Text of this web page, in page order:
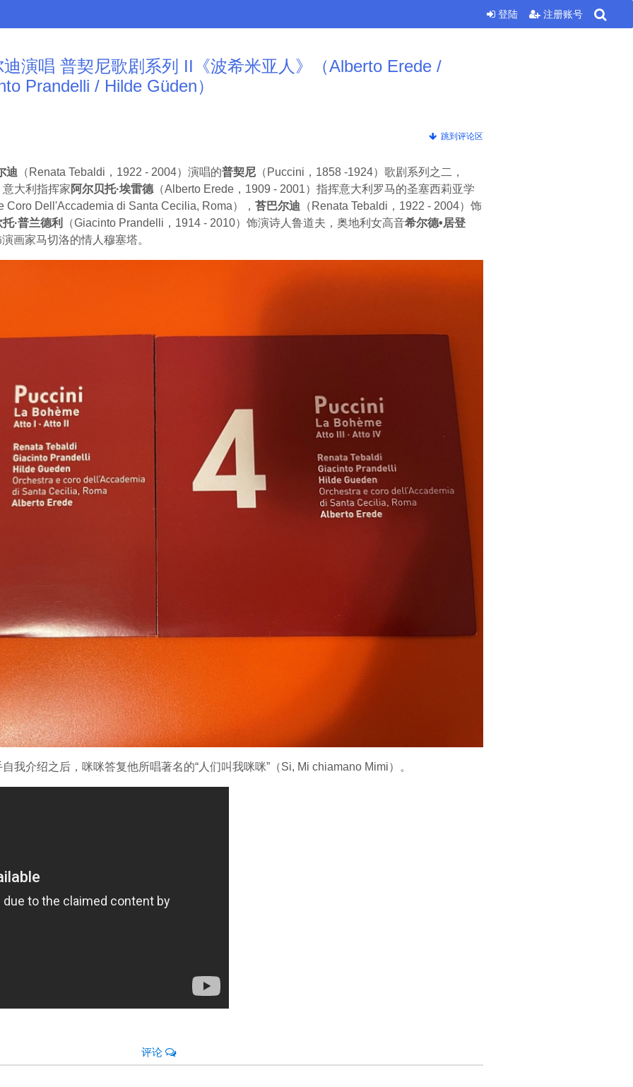
登陆 注册账号
演唱 普契尼歌剧系列 II《波希米亚人》（Alberto Erede /
Prandelli / Hilde Güden）
跳到评论区
迪 （Renata Tebaldi，1922 - 2004）演唱的普契尼 （Puccini，1858 -1924）歌剧系列之二，
大利指挥家阿尔贝托·埃雷德 （Alberto Erede，1909 - 2001）指挥意大利罗马的圣塞西莉亚学
Coro Dell'Accademia di Santa Cecilia, Roma）， 苔巴尔迪 （Renata Tebaldi，1922 - 2004）饰
·普兰德利
（Giacinto Prandelli，1914 - 2010）饰演诗人鲁道夫，奥地利女高音希尔德•居登
画家马切洛的情人穆塞塔。
我介绍之后，咪咪答复他所唱著名的“人们叫我咪咪”（Si, Mi chiamano Mimi）。
评论